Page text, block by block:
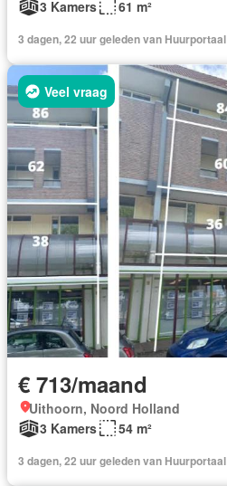
3 Kamers 61 m²
3 dagen, 22 uur geleden van Huurportaal
Veel vraag
€ 713/maand
Uithoorn, Noord Holland
3 Kamers
54 m²
3 dagen, 22 uur geleden van Huurportaal